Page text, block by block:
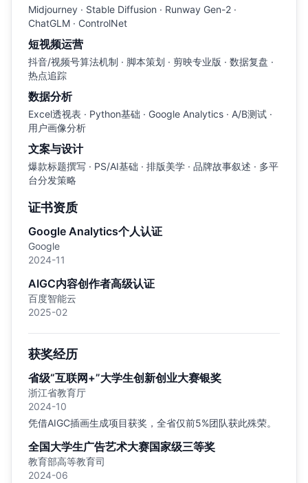
Midjourney · Stable Diffusion · Runway Gen-2 ·
ChatGLM · ControlNet
短视频运营
抖音/视频号算法机制 · 脚本策划 · 剪映专业版 · 数据复盘 ·
热点追踪
数据分析
Excel透视表 · Python基础 · Google Analytics · A/B测试 ·
用户画像分析
文案与设计
爆款标题撰写 · PS/AI基础 · 排版美学 · 品牌故事叙述 · 多平
台分发策略
证书资质
Google Analytics个人认证
Google
2024-11
AIGC内容创作者高级认证
百度智能云
2025-02
获奖经历
省级“互联网+”大学生创新创业大赛银奖
浙江省教育厅
2024-10
凭借AIGC插画生成项目获奖，全省仅前5%团队获此殊荣。
全国大学生广告艺术大赛国家级三等奖
教育部高等教育司
2024-06